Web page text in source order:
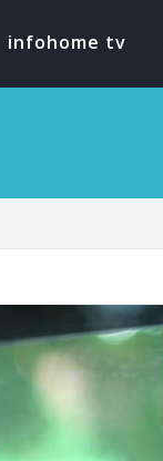
infohome tv